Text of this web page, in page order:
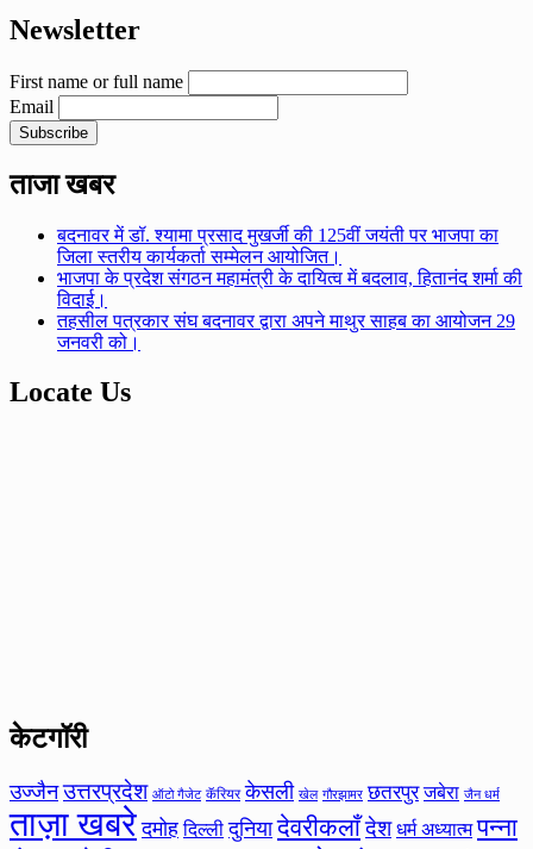
Newsletter
First name or full name
Email
ताजा खबर
बदनावर में डॉ. श्यामा प्रसाद मुखर्जी की 125वीं जयंती पर भाजपा का
जिला स्तरीय कार्यकर्ता सम्मेलन आयोजित।
भाजपा के प्रदेश संगठन महामंत्री के दायित्व में बदलाव, हितानंद शर्मा की
विदाई।
तहसील पत्रकार संघ बदनावर द्वारा अपने माथुर साहब का आयोजन 29
जनवरी को।
Locate Us
केटगॉरी
उज्जैन उत्तरप्रदेश ऑटो गैजेट कॅरियर केसली खेल गौरझामर छतरपुर जबेरा जैन धर्म
ताज़ा खबरे दमोह दिल्ली दुनिया देवरीकलाँदेश धर्म अध्यात्म पन्ना